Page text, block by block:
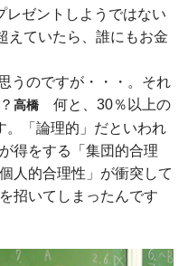
レゼントしようではない
えていたら、誰にもお金
うのですが・・・。それ
高橋 何と、30％以上の
。「論理的」だといわれ
得をする「集団的合理
人的合理性」が衝突して
招いてしまったんです